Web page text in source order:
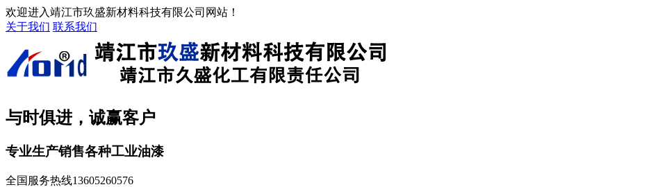
欢迎进入靖江市玖盛新材料科技有限公司网站！
关于我们 联系我们
与时俱进，诚赢客户
专业生产销售各种工业油漆
全国服务热线13605260576